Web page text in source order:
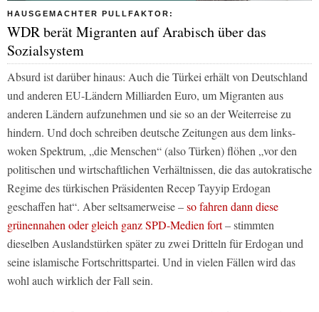
HAUSGEMACHTER PULLFAKTOR:
WDR berät Migranten auf Arabisch über das
Sozialsystem
Absurd ist darüber hinaus: Auch die Türkei erhält von Deutschland
und anderen EU-Ländern Milliarden Euro, um Migranten aus
anderen Ländern aufzunehmen und sie so an der Weiterreise zu
hindern. Und doch schreiben deutsche Zeitungen aus dem links-
woken Spektrum, „die Menschen“ (also Türken) flöhen „vor den
politischen und wirtschaftlichen Verhältnissen, die das autokratische
Regime des türkischen Präsidenten Recep Tayyip Erdogan
geschaffen hat“. Aber seltsamerweise –so fahren dann diese
grünennahen oder gleich ganz SPD-Medien fort– stimmten
dieselben Auslandstürken später zu zwei Dritteln für Erdogan und
seine islamische Fortschrittspartei. Und in vielen Fällen wird das
wohl auch wirklich der Fall sein.